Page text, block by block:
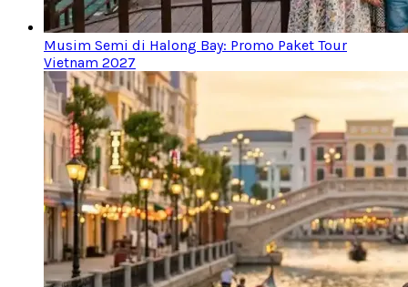
Musim Semi di Halong Bay: Promo Paket Tour
Vietnam 2027